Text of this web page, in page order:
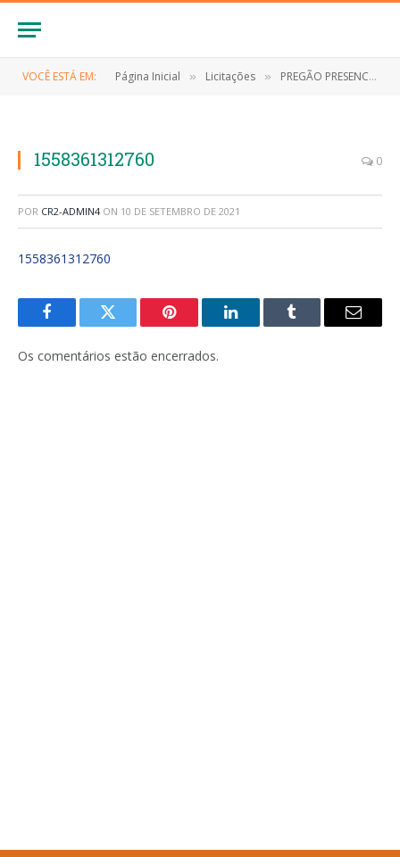
VOCÊ ESTÁ EM: Página Inicial » Licitações » PREGÃO PRESENCIAL Nº 002/2019 (CONTRATAÇÃO DE EMPRESA PARA O FORNECIMENTO DE GÊNEROS ALIMENTÍCIOS PARA MANUTENÇÃO DA MERENDA ESCOLAR DO MUNICÍPIO DE ANAPURUS)
1558361312760 0
POR CR2-ADMIN4 ON 10 DE SETEMBRO DE 2021
1558361312760
FacebookTwitter Pinterest LinkedInTumblr
E-
Os comentários estão encerrados.